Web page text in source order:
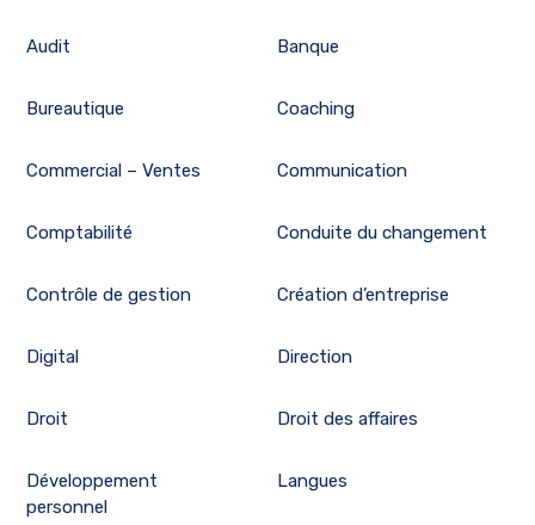
Audit Banque
Bureautique Coaching
Commercial – Ventes Communication
Comptabilité Conduite du changement
Contrôle de gestion Création d’entreprise
Digital Direction
Droit Droit des affaires
Développement
personnel
Langues